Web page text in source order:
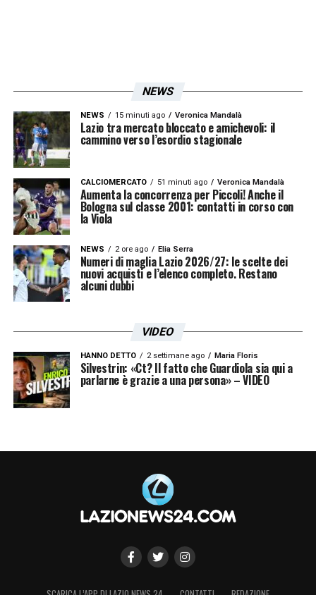
Tuttavia, la dirigenza è fiduciosa che la
situazione si sbloccherà nei prossimi mesi.
La trattativa con Rovella è, infatti, ripartita
con vigore negli ultimi giorni, con l’obiettivo
di raggiungere un’intesa di massima nel giro
di qualche settimana. Questo accordo potrà
poi essere ratificato ufficialmente quando la
Lazio non sarà più soggetta agli attuali
vincoli. La volontà di blindare Rovella con un
contratto più lungo e remunerativo dimostra
ruolo che potrà ricoprire nella Lazio di
Maurizio Sarri.
LA PLAYLIST DELLE NOSTRE TOP NEWS
NEWS
NEWS 15 minuti ago Veronica Mandalà
Lazio tra mercato bloccato e amichevoli: il
cammino verso l’esordio stagionale
CALCIOMERCATO 51 minuti ago Veronica Mandalà
Aumenta la concorrenza per Piccoli! Anche il
Bologna sul classe 2001: contatti in corso con
la Viola
NEWS 2 ore ago Elia Serra
Numeri di maglia Lazio 2026/27: le scelte dei
nuovi acquisti e l’elenco completo. Restano
alcuni dubbi
VIDEO
HANNO DETTO 2 settimane ago Maria Floris
Silvestrin: «Ct? Il fatto che Guardiola sia qui a
parlarne è grazie a una persona» – VIDEO